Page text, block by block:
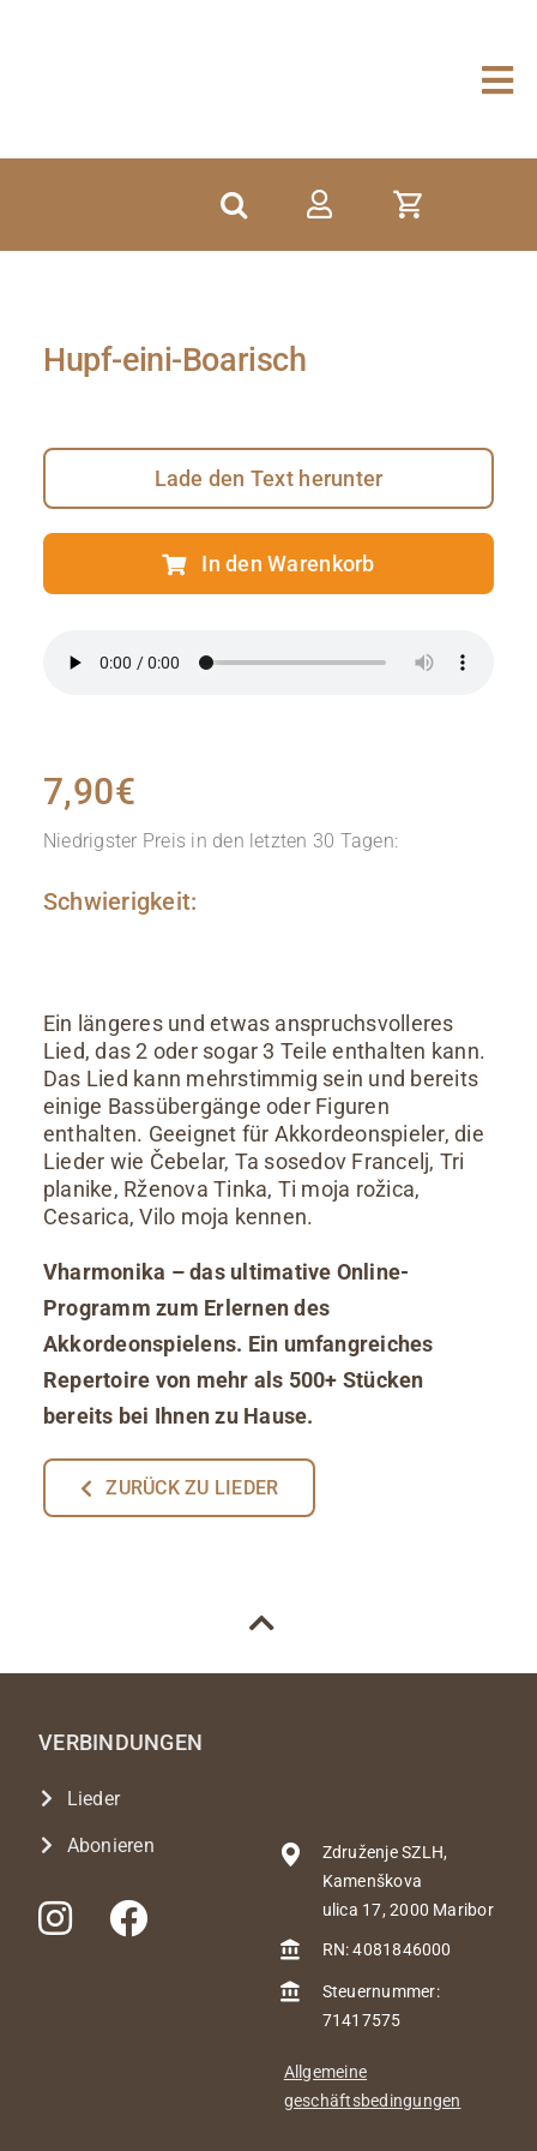
Hupf-eini-Boarisch
Lade den Text herunter
In den Warenkorb
7,90€
Niedrigster Preis in den letzten 30 Tagen:
Schwierigkeit:
Ein längeres und etwas anspruchsvolleres
Lied, das 2 oder sogar 3 Teile enthalten kann.
Das Lied kann mehrstimmig sein und bereits
einige Bassübergänge oder Figuren
enthalten. Geeignet für Akkordeonspieler, die
Lieder wie Čebelar, Ta sosedov Francelj, Tri
planike, Rženova Tinka, Ti moja rožica,
Cesarica, Vilo moja kennen.
Vharmonika – das ultimative Online-
Programm zum Erlernen des
Akkordeonspielens. Ein umfangreiches
Repertoire von mehr als 500+ Stücken
bereits bei Ihnen zu Hause.
ZURÜCK ZU LIEDER
Združenje SZLH,
Kamenškova
ulica 17, 2000 Maribor
RN: 4081846000
Steuernummer:
71417575
Allgemeine
geschäftsbedingungen
VERBINDUNGEN
Lieder
Abonieren